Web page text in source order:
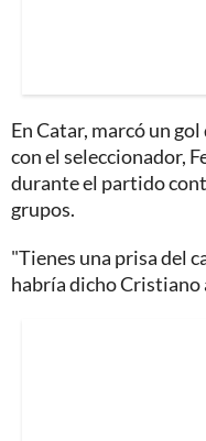
En Catar, marcó un
con el seleccionador,
durante el partido
grupos.
"Tienes una prisa del
habría dicho Cristiano